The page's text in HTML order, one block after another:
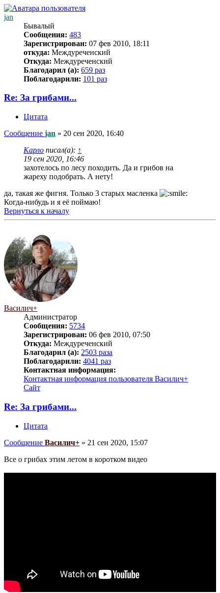
jan
Бывалый
Сообщения: 483
Зарегистрирован: 07 фев 2010, 18:11
откуда: Междуреченский
Откуда: Междуреченский
Благодарил (а): 659 раз
Поблагодарили: 101 раз
Re: За грибами...
Цитата
Сообщение jan » 20 сен 2020, 16:40
Карло писал(а): ↑
19 сен 2020, 16:46
захотелось по лесу походить. Да и грибов на
жареху подобрать. А нету!
да, такая же фигня. Только 3 старых масленка
Когда-нибудь и я её поймаю!
Вернуться к началу
Василич+
Администратор
Сообщения: 5734
Зарегистрирован: 06 фев 2010, 07:50
Откуда: Междуреченский
Благодарил (а): 2503 раза
Поблагодарили: 4041 раз
Контактная информация:
Контактная информация пользователя Василич+
Сайт
Re: За грибами...
Цитата
Сообщение Василич+ » 21 сен 2020, 15:07
Все о грибах этим летом в коротком видео